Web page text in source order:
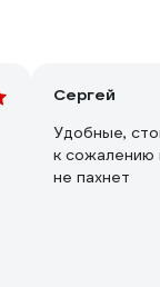
Сергей
Удобные,
к сожалению
не пахнет